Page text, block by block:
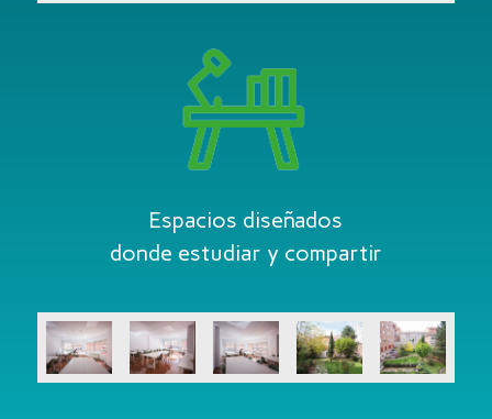
Espacios diseñados
donde estudiar y compartir